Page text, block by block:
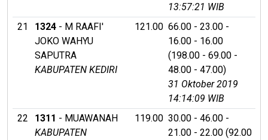
13:57:21 WIB
21
1324 - M RAAFI'
JOKO WAHYU
SAPUTRA
KABUPATEN KEDIRI
121.00 66.00 - 23.00 -
16.00 - 16.00
(198.00 - 69.00 -
48.00 - 47.00)
31 Oktober 2019
14:14:09 WIB
22
1311 - MUAWANAH
KABUPATEN
119.00 30.00 - 46.00 -
21.00 - 22.00 (92.00